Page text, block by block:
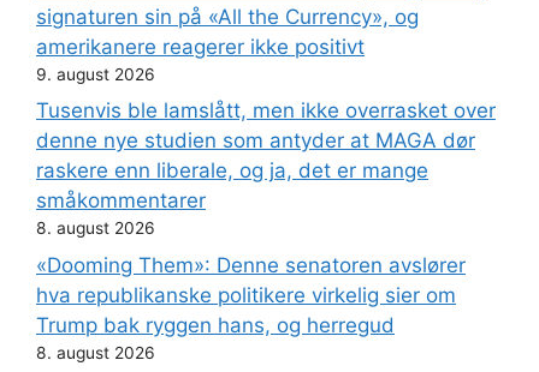
signaturen sin på «All the Currency», og
amerikanere reagerer ikke positivt
9. august 2026
Tusenvis ble lamslått, men ikke overrasket over
denne nye studien som antyder at MAGA dør
raskere enn liberale, og ja, det er mange
småkommentarer
8. august 2026
«Dooming Them»: Denne senatoren avslører
hva republikanske politikere virkelig sier om
Trump bak ryggen hans, og herregud
8. august 2026